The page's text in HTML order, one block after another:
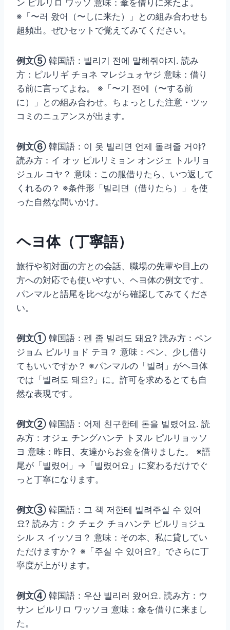
ン ピルリロ ワッソ 意味：傘を借りに来たよ。
※「〜러 왔어（〜しに来た）」との組み合わせも
超頻出。ぜひセットで覚えてみてください。
例文⑤ 韓国語：빌리기 전에 말해줘야지. 読み
方：ピルリギ チョネ マレジュォヤジ 意味：借り
る前に言ってよね。 ※「〜기 전에（〜する前
に）」との組み合わせ。ちょっとした注意・ツッ
コミのニュアンスが出ます。
例文⑥ 韓国語：이 옷 빌리면 언제 돌려줄 거야?
読み方：イ オッ ピルリミョン オンジェ トルリョ
ジュル コヤ？ 意味：この服借りたら、いつ返して
くれるの？ ※条件形「빌리면（借りたら）」を使
った自然な問いかけ。
ヘヨ体（丁寧語）
旅行や初対面の方との会話、職場の先輩や目上の
方への対応でも使いやすい、ヘヨ体の例文です。
パンマルと語尾を比べながら確認してみてくださ
い。
例文① 韓国語：펜 좀 빌려도 돼요? 読み方：ペン
ジョム ピルリョド テヨ？ 意味：ペン、少し借り
てもいいですか？ ※パンマルの「빌려」がヘヨ体
では「빌려도 돼요?」に。許可を求めるとても自
然な表現です。
例文② 韓国語：어제 친구한테 돈을 빌렸어요. 読
み方：オジェ チングハンテ トヌル ピルリョッソ
ヨ 意味：昨日、友達からお金を借りました。 ※語
尾が「빌렸어」→「빌렸어요」に変わるだけでぐ
っと丁寧になります。
例文③ 韓国語：그 책 저한테 빌려주실 수 있어
요? 読み方：ク チェク チョハンテ ピルリョジュ
シル ス イッソヨ？ 意味：その本、私に貸してい
ただけますか？ ※「주실 수 있어요?」でさらに丁
寧度が上がります。
例文④ 韓国語：우산 빌리러 왔어요. 読み方：ウ
サン ピルリロ ワッソヨ 意味：傘を借りに来まし
た。